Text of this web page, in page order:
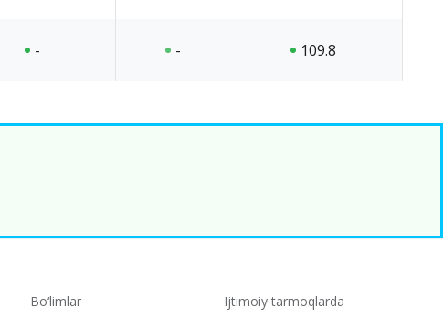
- - 109.8
Bo‘limlar Ijtimoiy tarmoqlarda